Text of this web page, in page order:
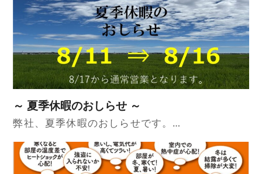
～ 夏季休暇のおしらせ ～
弊社、夏季休暇のおしらせです。…